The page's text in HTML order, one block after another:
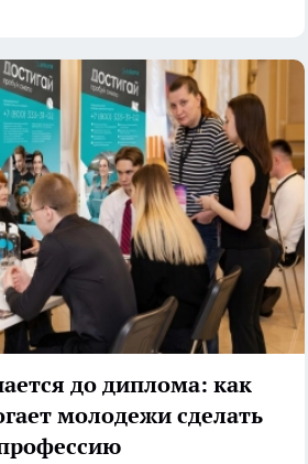
до диплома: как
молодежи сделать